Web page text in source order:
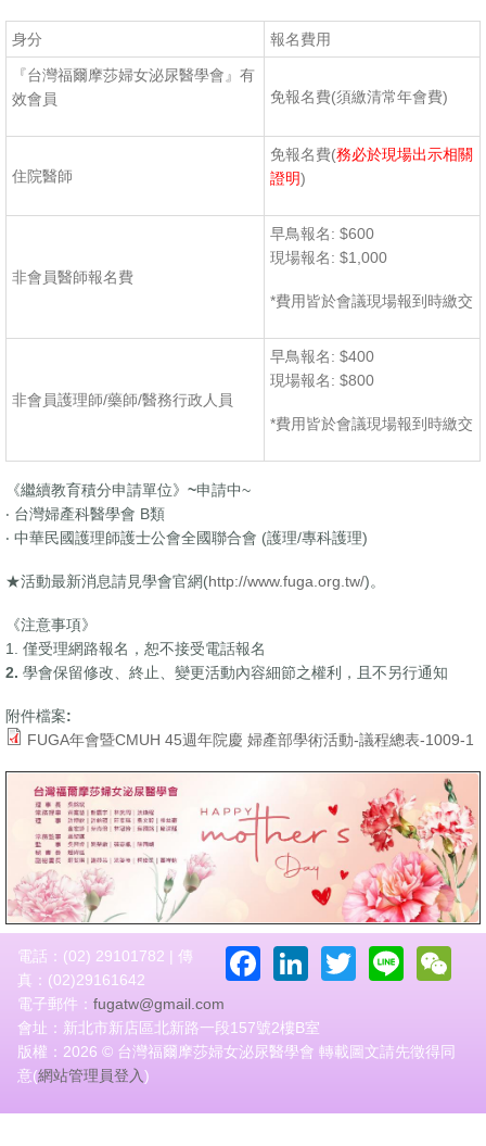
身分 報名費用
『台灣福爾摩莎婦女泌尿醫學會』有
效會員
免報名費(須繳清常年會費)
住院醫師
免報名費(務必於現場出示相關
證明)
非會員醫師報名費
早鳥報名: $600
現場報名: $1,000
*費用皆於會議現場報到時繳交
非會員護理師/藥師/醫務行政人員
早鳥報名: $400
現場報名: $800
*費用皆於會議現場報到時繳交
《繼續教育積分申請單位》~申請中~
‧ 台灣婦產科醫學會 B類
‧ 中華民國護理師護士公會全國聯合會 (護理/專科護理)
★活動最新消息請見學會官網(http://www.fuga.org.tw/)。
《注意事項》
1. 僅受理網路報名，恕不接受電話報名
2. 學會保留修改、終止、變更活動內容細節之權利，且不另行通知
附件檔案:
FUGA年會暨CMUH 45週年院慶 婦產部學術活動-議程總表-1009-1
Facebook
LinkedIn
Twitter
Line
電話：(02) 29101782 | 傳
真：(02)29161642
電子郵件： fugatw@gmail.com
會址：新北市新店區北新路一段157號2樓B室
版權：2026 © 台灣福爾摩莎婦女泌尿醫學會 轉載圖文請先徵得同
意(網站管理員登入)